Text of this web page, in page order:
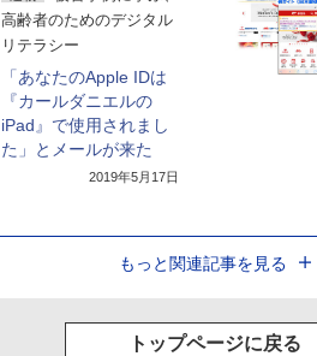
高齢者のためのデジタル
リテラシー
「あなたのApple IDは
『カールダニエルの
iPad』で使用されまし
た」とメールが来た
2019年5月17日
もっと関連記事を見る
トップページに戻る